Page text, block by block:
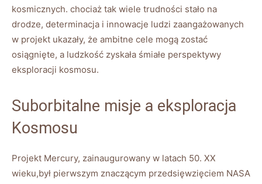
kosmicznych. chociaż tak wiele trudności stało na
drodze, determinacja i innowacje ludzi zaangażowanych
w projekt ukazały, że ambitne cele mogą zostać
osiągnięte, a ludzkość zyskała śmiałe perspektywy
eksploracji kosmosu.
Suborbitalne misje a eksploracja
Kosmosu
Projekt Mercury, zainaugurowany w latach 50. XX
wieku,był pierwszym znaczącym przedsięwzięciem NASA